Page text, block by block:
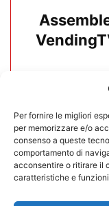
Per fornire le migliori
per memorizzare e/o
consenso a queste
comportamento di
acconsentire o ritirare il
caratteristiche e